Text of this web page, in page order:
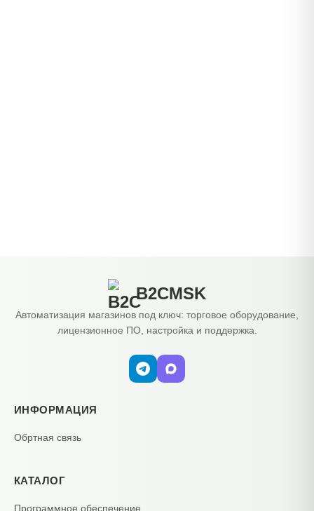
B2CMSK
Автоматизация магазинов под ключ: торговое оборудование,
лицензионное ПО, настройка и поддержка.
ИНФОРМАЦИЯ
Обртная связь
КАТАЛОГ
Программное обеспечение